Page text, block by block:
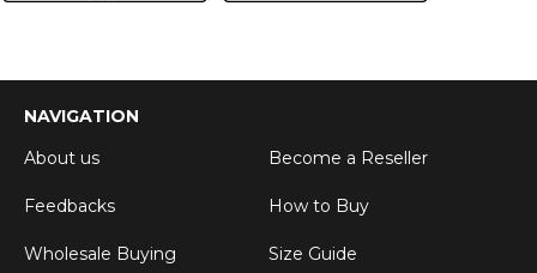
NAVIGATION
About us
Become a Reseller
Feedbacks How to Buy
Wholesale Buying Size Guide